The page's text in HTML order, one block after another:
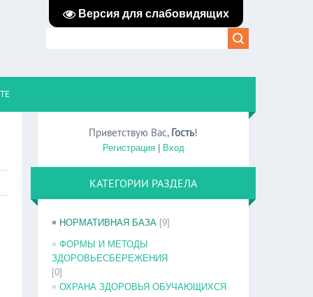
Версия для слабовидящих
Приветствую Вас, Гость!
Регистрация| Вход
КАТЕГОРИИ РАЗДЕЛА
НОРМАТИВНАЯ БАЗА [9]
ФОРМЫ И МЕТОДЫ
ЗДОРОВЬЕСБЕРЕЖЕНИЯ
[0]
ОХРАНА ЗДОРОВЬЯ ОБУЧАЮЩИХСЯ